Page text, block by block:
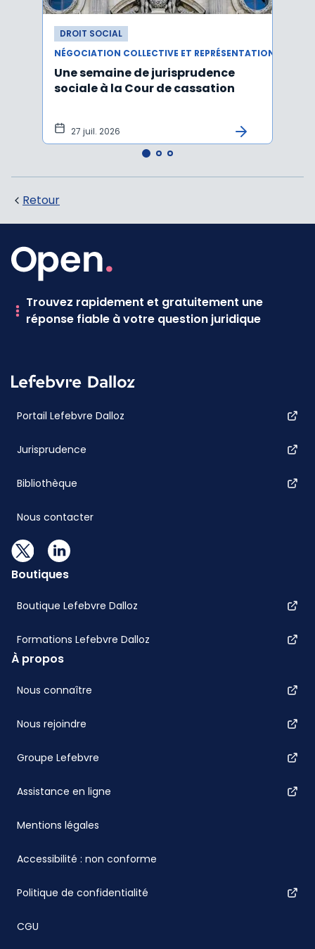
DROIT SOCIAL
Une semaine de jurisprudence
sociale à la Cour de cassation
27 juil. 2026
Retour
Trouvez rapidement et gratuitement une
réponse fiable à votre question juridique
Portail Lefebvre Dalloz
Jurisprudence
Bibliothèque
Nous contacter
Boutiques
Boutique Lefebvre Dalloz
Formations Lefebvre Dalloz
À propos
Nous connaître
Nous rejoindre
Groupe Lefebvre
Assistance en ligne
Mentions légales
Accessibilité : non conforme
Politique de confidentialité
CGU